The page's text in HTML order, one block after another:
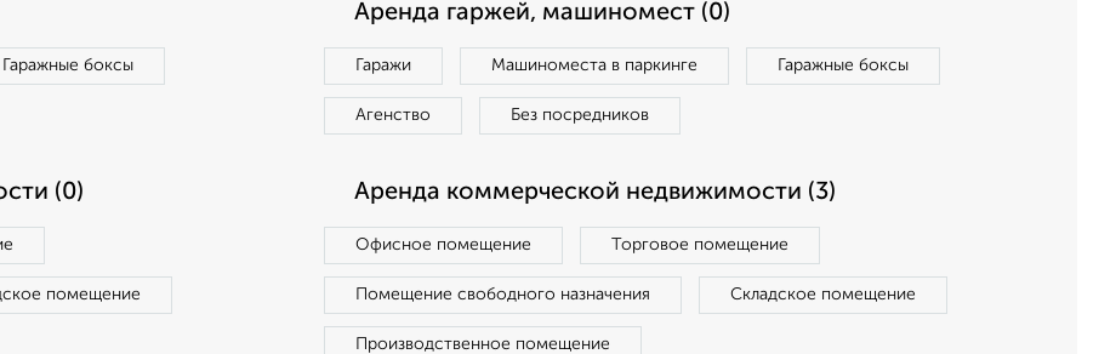
Гаражные боксы
Аренда гаржей, машиномест (0)
Гаражи Машиноместа в паркинге Гаражные боксы
Агенство Без посредников
(0)
помещение
Аренда коммерческой недвижимости (3)
Офисное помещение Торговое помещение
Помещение свободного назначения Складское помещение
Производственное помещение